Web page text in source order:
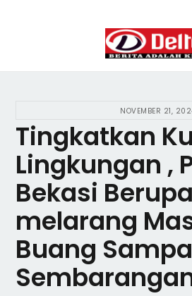
NOVEMBER 21,
Tingkatkan
Lingkungan ,
Bekasi
melarang
Buang
To
Top